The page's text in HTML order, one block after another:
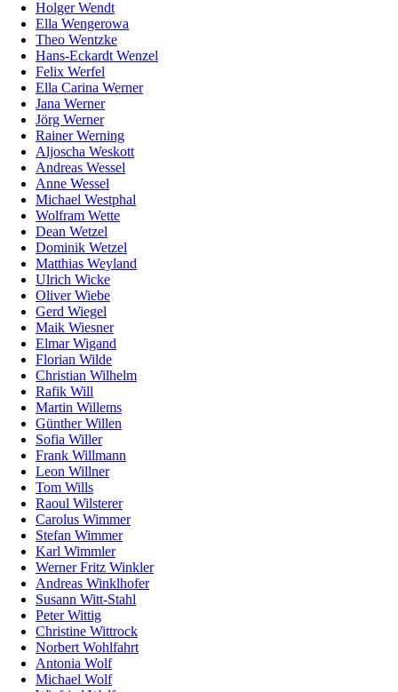
Holger Wendt
Ella Wengerowa
Theo Wentzke
Hans-Eckardt Wenzel
Felix Werfel
Ella Carina Werner
Jana Werner
Jörg Werner
Rainer Werning
Aljoscha Weskott
Andreas Wessel
Anne Wessel
Michael Westphal
Wolfram Wette
Dean Wetzel
Dominik Wetzel
Matthias Weyland
Ulrich Wicke
Oliver Wiebe
Gerd Wiegel
Maik Wiesner
Elmar Wigand
Florian Wilde
Christian Wilhelm
Rafik Will
Martin Willems
Günther Willen
Sofia Willer
Frank Willmann
Leon Willner
Tom Wills
Raoul Wilsterer
Carolus Wimmer
Stefan Wimmer
Karl Wimmler
Werner Fritz Winkler
Andreas Winklhofer
Susann Witt-Stahl
Peter Wittig
Christine Wittrock
Norbert Wohlfahrt
Antonia Wolf
Michael Wolf